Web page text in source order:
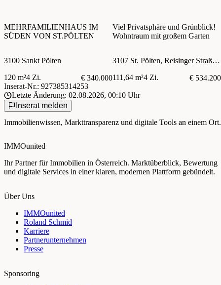
MEHRFAMILIENHAUS IM
SÜDEN VON ST.PÖLTEN
3100 Sankt Pölten
120 m²4 Zi. € 340.000
Viel Privatsphäre und Grünblick!
Wohntraum mit großem Garten
3107 St. Pölten, Reisinger Straße 40-60
111,64 m²4 Zi.
€ 534.200
Inserat-Nr.: 927385314253
Letzte Änderung: 02.08.2026, 00:10 Uhr
Inserat melden
Immobilienwissen, Markttransparenz und digitale Tools an einem Ort.
IMMOunited
Ihr Partner für Immobilien in Österreich. Marktüberblick, Bewertung
und digitale Services in einer klaren, modernen Plattform gebündelt.
Über Uns
IMMOunited
Roland Schmid
Karriere
Partnerunternehmen
Presse
Sponsoring